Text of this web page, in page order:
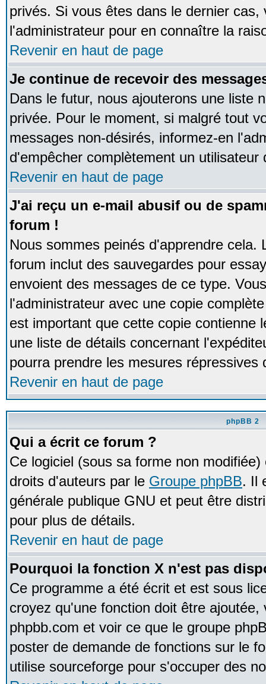
privés. Si vous êtes dans le dernier
l'administrateur pour en connaître la
Revenir en haut de page
Je continue de recevoir des
Dans le futur, nous ajouterons une liste
privée. Pour le moment, si malgré tout
messages non-désirés, informez-en
d'empêcher complètement un
Revenir en haut de page
J'ai reçu un e-mail abusif ou de
forum !
Nous sommes peinés d'apprendre cela.
forum inclut des sauvegardes pour
envoient des messages de ce type.
l'administrateur avec une copie
est important que cette copie contienne
une liste de détails concernant
pourra prendre les mesures répressives
Revenir en haut de page
phpBB 2
Qui a écrit ce forum ?
Ce logiciel (sous sa forme non
droits d'auteurs par le Groupe phpBB. Il
générale publique GNU et peut être
pour plus de détails.
Revenir en haut de page
Pourquoi la fonction X n'est pas
Ce programme a été écrit et est sous
croyez qu'une fonction doit être
phpbb.com et voir ce que le groupe
poster de demande de fonctions sur le
utilise sourceforge pour s'occuper des